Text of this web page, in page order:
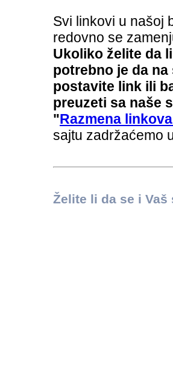
Svi linkovi u našoj
redovno se
Ukoliko želite da
potrebno je da
postavite link ili
preuzeti sa naše
"Razmena
sajtu zadržaćemo
Želite li da se i